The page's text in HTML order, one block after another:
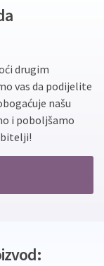
drugim
vas da podijelite
našu
i poboljšamo